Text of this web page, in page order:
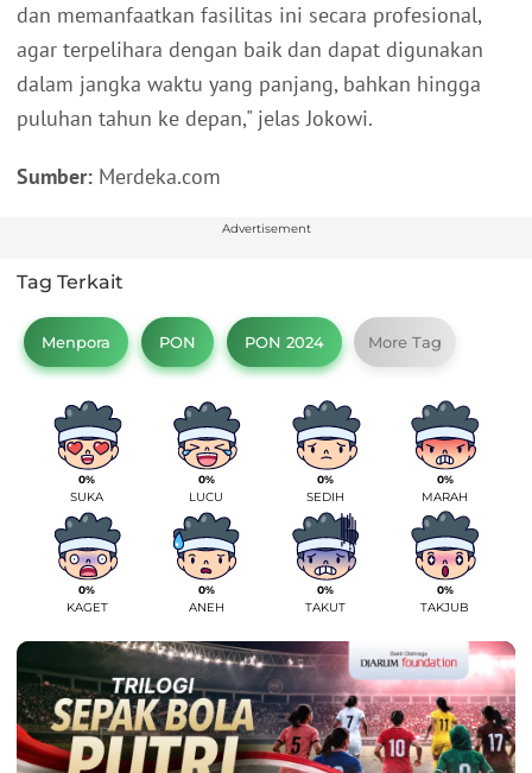
dan memanfaatkan fasilitas ini secara profesional,
agar terpelihara dengan baik dan dapat digunakan
dalam jangka waktu yang panjang, bahkan hingga
puluhan tahun ke depan," jelas Jokowi.
Sumber: Merdeka.com
Advertisement
Tag Terkait
Menpora PON PON 2024 More Tag
0%
SUKA
0%
LUCU
0%
SEDIH
0%
MARAH
0%
KAGET
0%
ANEH
0%
TAKUT
0%
TAKJUB